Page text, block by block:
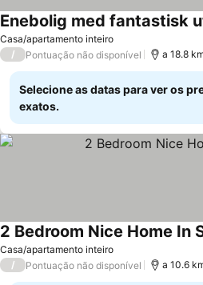
Casa/apartamento inteiro
Enebolig med fantastisk
/ Pontuação não disponível a 18.8
Selecione as datas para ver os
exatos.
Casa/apartamento inteiro
2 Bedroom Nice Home In
/ Pontuação não disponível a 10.6